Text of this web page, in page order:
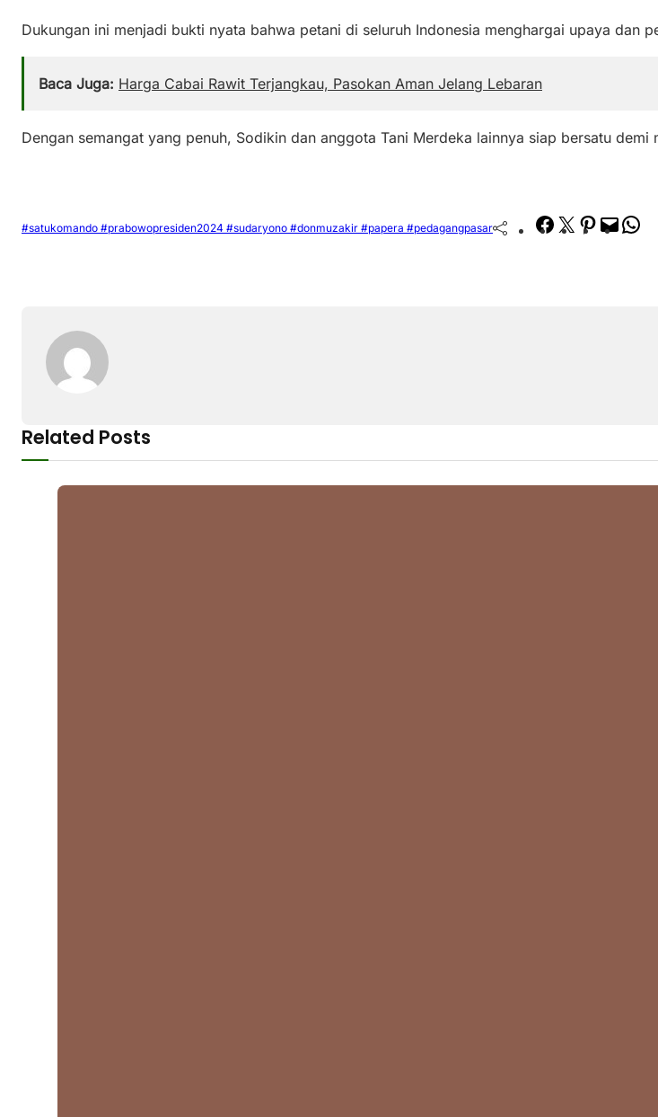
Dukungan ini menjadi bukti nyata bahwa petani di seluruh Indonesia menghargai upaya
Baca Juga: Harga Cabai Rawit Terjangkau, Pasokan Aman Jelang Lebaran
Dengan semangat yang penuh, Sodikin dan anggota Tani Merdeka lainnya siap bersatu
#satukomando #prabowopresiden2024 #sudaryono #donmuzakir #papera #pedagangpasar Facebook
TwitterPinterest
Mail
Related Posts